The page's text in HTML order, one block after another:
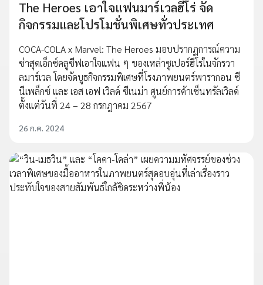
The Heroes เอาใจแฟนมาร์เวลฮีโร่ จัด
กิจกรรมและโปรโมชั่นพิเศษทั่วประเทศ
COCA-COLA x Marvel: The Heroes มอบปรากฏการณ์ความ
ซ่าสุดเอ็กซ์คลูซีฟเอาใจแฟน ๆ ของเหล่าซูเปอร์ฮีโร่ในจักรวา
ลมาร์เวล โดยจัดบูธกิจกรรมพิเศษที่โรงภาพยนตร์พารากอน ซี
นีเพล็กซ์ และ เอส เอฟ เวิลด์ ซีเนม่า ศูนย์การค้าเซ็นทรัลเวิลด์
ตั้งแต่วันที่ 24 – 28 กรกฎาคม 2567
26 ก.ค. 2024